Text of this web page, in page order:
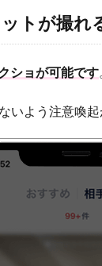
トが撮れ
ショが可能です
いよう注意喚起